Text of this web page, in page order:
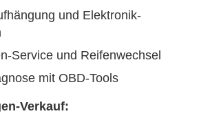
und Elektronik-
Service und Reifenwechsel
mit OBD-Tools
Verkauf: